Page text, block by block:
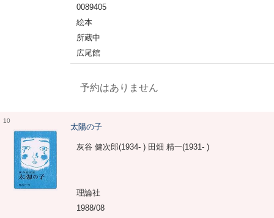
0089405
絵本
所蔵中
広尾館
予約はありません
10
太陽の子
灰谷 健次郎(1934- ) 田畑 精一(1931- )
理論社
1988/08